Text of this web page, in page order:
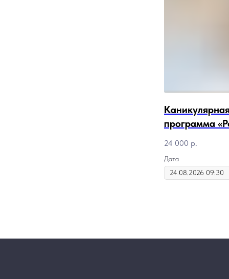
программа
24 000 р.
Дата